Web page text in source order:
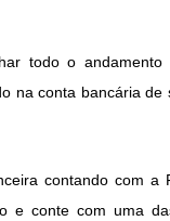
todo o
na conta bancária de
contando com a
e conte com uma